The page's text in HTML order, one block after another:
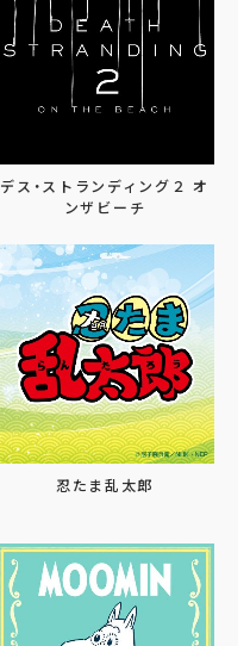
デス・ストランディング２ オ
ンザビーチ
忍たま乱太郎